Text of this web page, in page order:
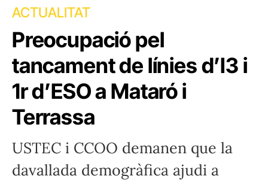
ACTUALITAT
Preocupació pel
tancament de línies d’I3 i
1r d’ESO a Mataró i
Terrassa
USTEC i CCOO demanen que la
davallada demogràfica ajudi a